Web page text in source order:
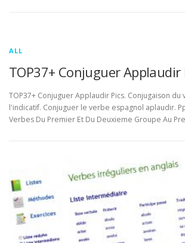
ALL
TOP37+ Conjuguer Applaudir
TOP37+ Conjuguer Applaudir Pics. Conjugaison
l'indicatif. Conjuguer le verbe espagnol aplaudir.
Verbes Du Premier Et Du Deuxieme Groupe Au